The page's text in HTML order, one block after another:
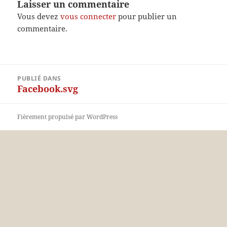
Laisser un commentaire
Vous devezvous connecter pour publier un
commentaire.
l’article
PUBLIÉ DANS
Facebook.svg
Fièrement propulsé par WordPress